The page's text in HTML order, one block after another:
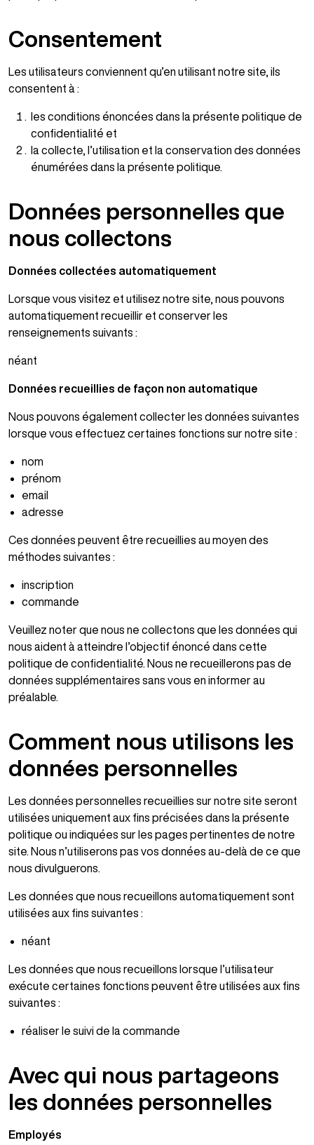
Consentement
Les utilisateurs conviennent qu’en utilisant notre site, ils
consentent à :
les conditions énoncées dans la présente politique de
confidentialité et
la collecte, l’utilisation et la conservation des données
énumérées dans la présente politique.
Données personnelles que
nous collectons
Données collectées automatiquement
Lorsque vous visitez et utilisez notre site, nous pouvons
automatiquement recueillir et conserver les
renseignements suivants :
néant
Données recueillies de façon non automatique
Nous pouvons également collecter les données suivantes
lorsque vous effectuez certaines fonctions sur notre site :
nom
prénom
email
adresse
Ces données peuvent être recueillies au moyen des
méthodes suivantes :
inscription
commande
Veuillez noter que nous ne collectons que les données qui
nous aident à atteindre l’objectif énoncé dans cette
politique de confidentialité. Nous ne recueillerons pas de
données supplémentaires sans vous en informer au
préalable.
Comment nous utilisons les
données personnelles
Les données personnelles recueillies sur notre site seront
utilisées uniquement aux fins précisées dans la présente
politique ou indiquées sur les pages pertinentes de notre
site. Nous n’utiliserons pas vos données au-delà de ce que
nous divulguerons.
Les données que nous recueillons automatiquement sont
utilisées aux fins suivantes :
néant
Les données que nous recueillons lorsque l’utilisateur
exécute certaines fonctions peuvent être utilisées aux fins
suivantes :
réaliser le suivi de la commande
Avec qui nous partageons
les données personnelles
Employés